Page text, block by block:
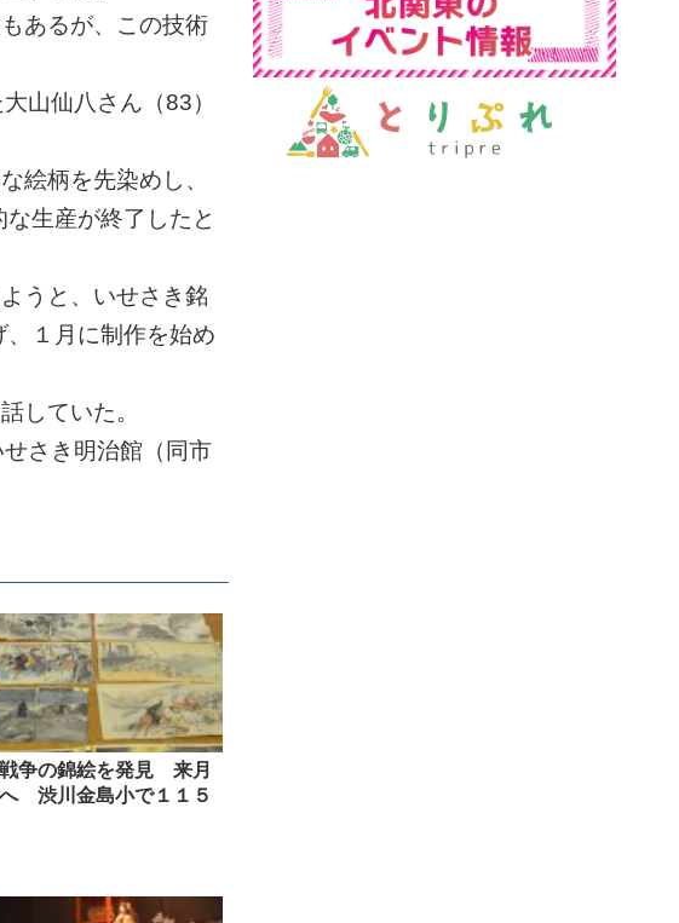
あるが、この技術
山仙八さん（83）
絵柄を先染めし、
生産が終了したと
うと、いせさき銘
１月に制作を始め
していた。
さき明治館（同市
戦争の錦絵を発見 来月
渋川金島小で１１５